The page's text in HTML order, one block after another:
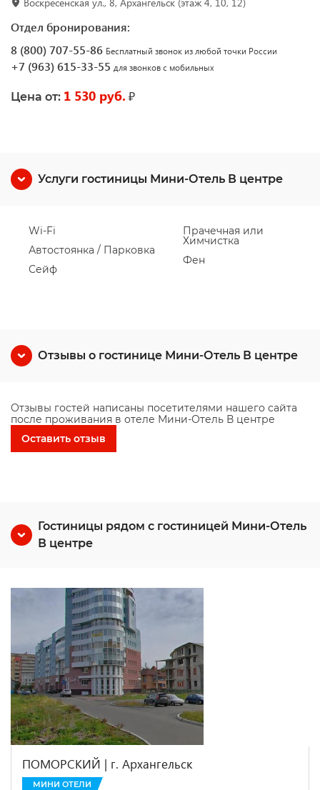
Отдел бронирования:
8 (800) 707-55-86 Бесплатный звонок из любой точки России
+7 (963) 615-33-55 для звонков с мобильных
Цена от: 1 530 руб. ₽
Услуги гостиницы Мини-Отель В центре
Wi-Fi
Автостоянка / Парковка
Сейф
Прачечная или
Химчистка
Фен
Отзывы о гостинице Мини-Отель В центре
Отзывы гостей написаны посетителями нашего сайта
после проживания в отеле Мини-Отель В центре
Оставить отзыв
Гостиницы рядом с гостиницей Мини-Отель
В центре
ПОМОРСКИЙ | г. Архангельск
МИНИ ОТЕЛИ